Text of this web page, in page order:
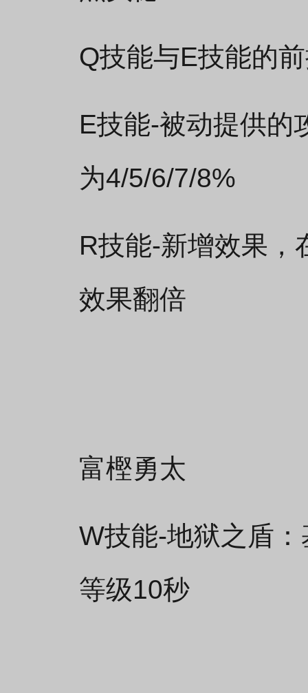
Q技能与E技能的
E技能-被动提供的
为4/5/6/7/8%
R技能-新增效果，
效果翻倍
富樫勇太
W技能-地狱之盾
等级10秒